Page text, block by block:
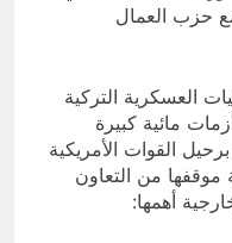
حزب العمال
العسكرية التركية
مائية كبيرة
القوات الأمريكية
موقفها من التعاون
أهمها: